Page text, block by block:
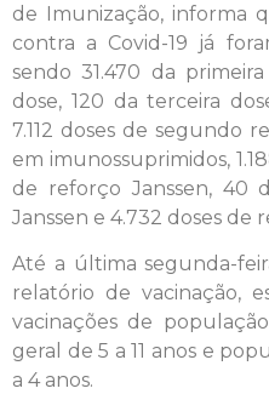
de Imunização, informa
contra a Covid-19 já
sendo 31.470 da
dose, 120 da terceira
7.112 doses de segundo
em imunossuprimidos,
de reforço Janssen, 40
Janssen e 4.732 doses de
Até a última segunda-
relatório de vacinação,
vacinações de
geral de 5 a 11 anos e
a 4 anos.